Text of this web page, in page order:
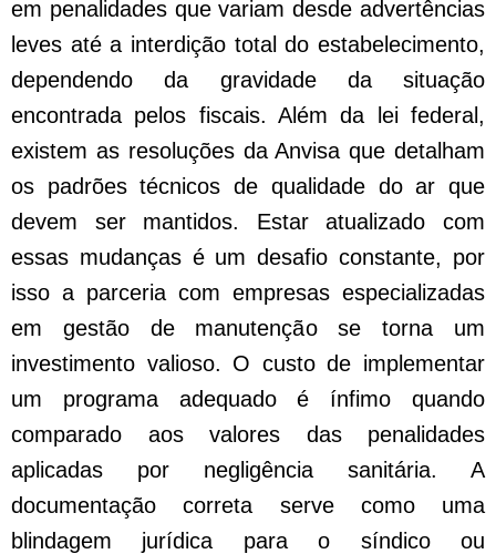
em penalidades que variam desde advertências
leves até a interdição total do estabelecimento,
dependendo da gravidade da situação
encontrada pelos fiscais. Além da lei federal,
existem as resoluções da Anvisa que detalham
os padrões técnicos de qualidade do ar que
devem ser mantidos. Estar atualizado com
essas mudanças é um desafio constante, por
isso a parceria com empresas especializadas
em gestão de manutenção se torna um
investimento valioso. O custo de implementar
um programa adequado é ínfimo quando
comparado aos valores das penalidades
aplicadas por negligência sanitária. A
documentação correta serve como uma
blindagem jurídica para o síndico ou